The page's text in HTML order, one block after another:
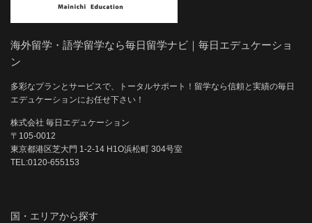
海外留学・語学留学なら毎日留学ナビ｜毎日エデュケーショ
ン
多彩なプランとサービスで、トータルサポート！留学なら信頼と実績の毎日
エデュケーションにお任せ下さい！
株式会社 毎日エデュケーション
〒105-0012
東京都港区芝大門 1-2-14 H1O浜松町 304号室
TEL:0120-655153
国・エリアから探す